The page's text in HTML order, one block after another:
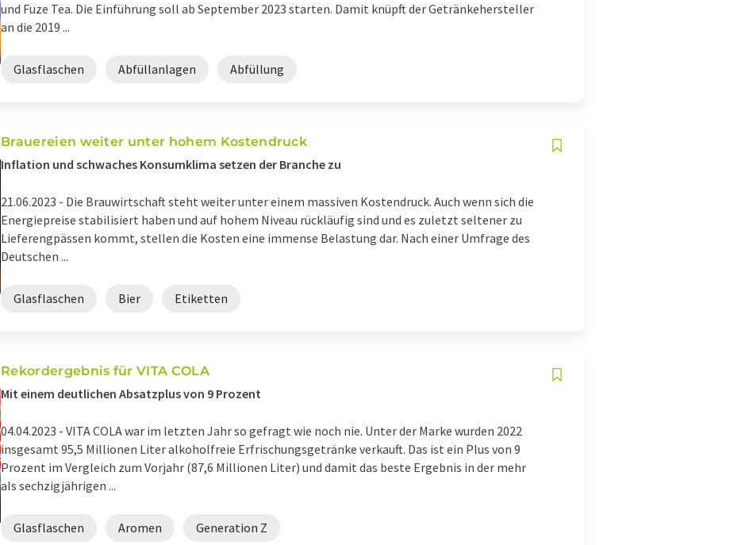
und Fuze Tea. Die Einführung soll ab September 2023 starten. Damit knüpft der Getränkehersteller
an die 2019 ...
Glasflaschen Abfüllanlagen Abfüllung
Brauereien weiter unter hohem Kostendruck
Inflation und schwaches Konsumklima setzen der Branche zu
21.06.2023 - Die Brauwirtschaft steht weiter unter einem massiven Kostendruck. Auch wenn sich die
Energiepreise stabilisiert haben und auf hohem Niveau rückläufig sind und es zuletzt seltener zu
Lieferengpässen kommt, stellen die Kosten eine immense Belastung dar. Nach einer Umfrage des
Deutschen ...
Glasflaschen Bier Etiketten
Rekordergebnis für VITA COLA
Mit einem deutlichen Absatzplus von 9 Prozent
04.04.2023 - VITA COLA war im letzten Jahr so gefragt wie noch nie. Unter der Marke wurden 2022
insgesamt 95,5 Millionen Liter alkoholfreie Erfrischungsgetränke verkauft. Das ist ein Plus von 9
Prozent im Vergleich zum Vorjahr (87,6 Millionen Liter) und damit das beste Ergebnis in der mehr
als sechzigjährigen ...
Glasflaschen Aromen Generation Z